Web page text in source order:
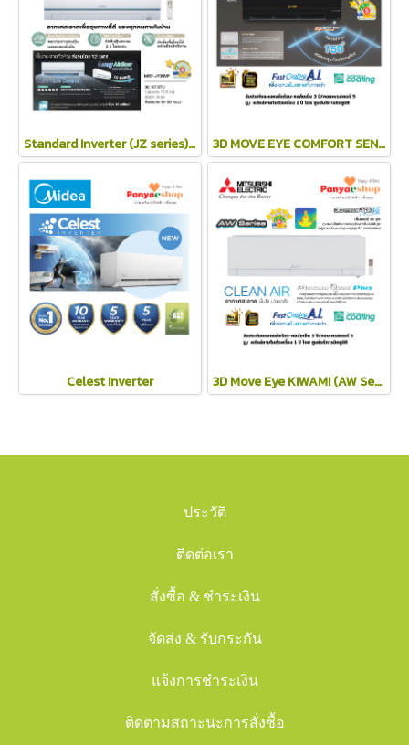
Standard Inverter (JZ series) 2025 3D MOVE EYE COMFORT SENSOR (XZ Series)
Celest Inverter 3D Move Eye KIWAMI (AW Series)
ประวัติ
ติดต่อเรา
สั่งซื้อ & ชำระเงิน
จัดส่ง & รับกระกัน
แจ้งการชำระเงิน
ติดตามสถาะนะการสั่งซื้อ